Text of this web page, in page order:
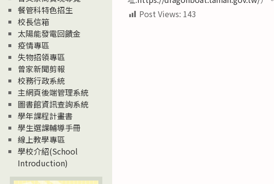
Post Views: 143
News
餐管科特色招生
校長信箱
太陽能發電回饋金
疫情專區
失物招領專區
曾家新聞剪報
校務行政系統
主網頁後端管理系統
圖書館資訊查詢系統
學年課程計畫書
學生選課輔導手冊
線上教學專區
學校介紹(School
Introduction)